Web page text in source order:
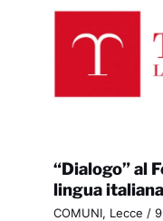
“Dialogo” al
lingua italiana
COMUNI, Lecce /